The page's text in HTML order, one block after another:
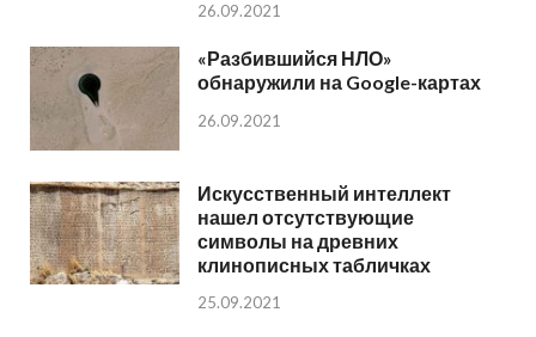
26.09.2021
«Разбившийся НЛО»
обнаружили на Google-картах
26.09.2021
Искусственный интеллект
нашел отсутствующие
символы на древних
клинописных табличках
25.09.2021